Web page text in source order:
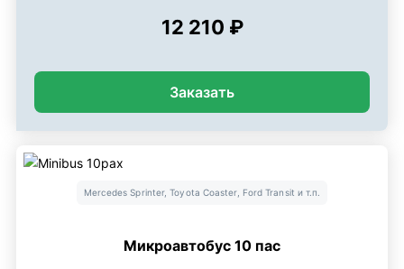
12 210 ₽
Заказать
Mercedes Sprinter, Toyota Coaster, Ford Transit и т.п.
Микроавтобус 10 пас